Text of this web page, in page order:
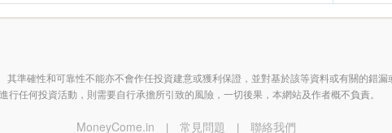
準確性和可靠性不能亦不會作任投資建意或獲利保證，並對基於該等資料或有關的錯
任何投資活動，則需要自行承擔所引致的風險，一切後果，本網站及作者概不負責。
MoneyCome.in | 常見問題 | 聯絡我們